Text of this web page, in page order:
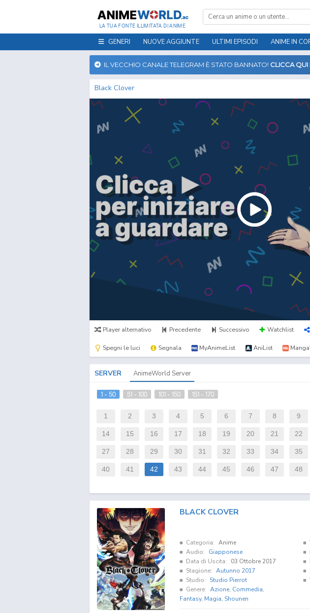
LA TUA FONTE ILLIMITATA DI ANIME
GENERI NUOVE AGGIUNTE ULTIMI EPISODI ANIME IN
IL VECCHIO CANALE TELEGRAM È STATO BANNATO! CLICCA QUI
Black Clover
Player alternativo Precedente Successivo Watchlist
Spegni le luci Segnala MyAnimeList AniList
SERVER AnimeWorld Server
1 - 50 51 - 100 101 - 150 151 - 170
1 2 3 4 5 6 7 8 9
14 15 16 17 18 19 20 21 22
27 28 29 30 31 32 33 34 35
40 41 42 43 44 45 46 47 48
BLACK CLOVER
Categoria: Anime
Audio:
Giapponese
Data di Uscita:
03 Ottobre 2017
Stagione: Autunno 2017
Studio:
Studio Pierrot
Genere: Azione, Commedia,
Fantasy, Magia, Shounen